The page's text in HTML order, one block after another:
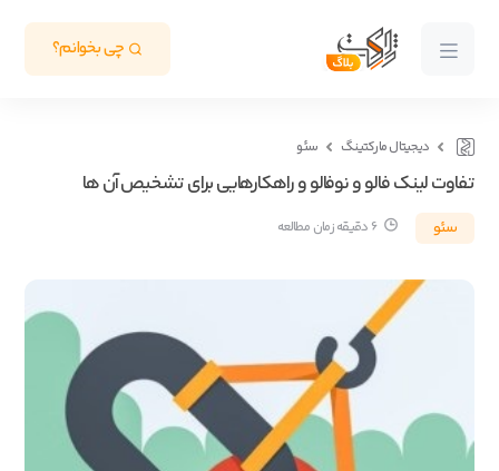
چی بخوانم؟
دیجیتال مارکتینگ سئو
تفاوت لینک فالو و نوفالو و راهکارهایی برای تشخیص آن ها
سئو 6 دقیقه زمان مطالعه